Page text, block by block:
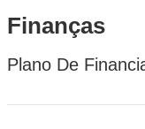
Finanças
Plano De